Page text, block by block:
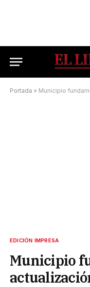
Portada » Municipio
EDICIÓN IMPRESA
Municipio